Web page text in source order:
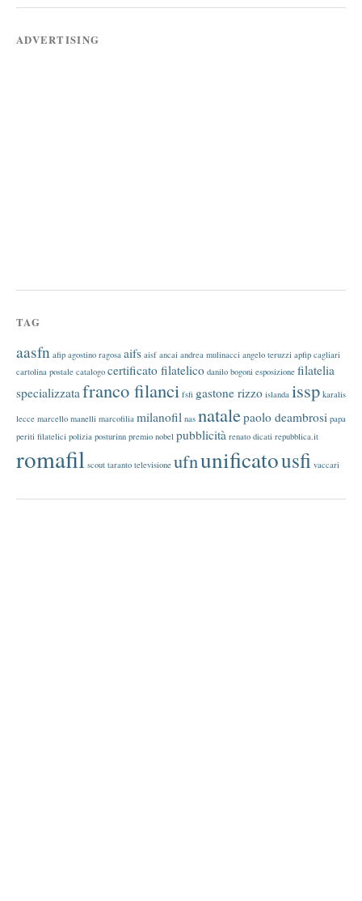
ADVERTISING
TAG
aasfn afip agostino ragosa aifs aisf ancai andrea mulinacci angelo teruzzi apfip cagliari
cartolina postale catalogo certificato filatelico danilo bogoni esposizione filatelia
specializzata franco filanci fsfi gastone rizzo islanda issp karalis
lecce marcello manelli marcofilia milanofil nas natalepaolo deambrosi papa
periti filatelici polizia posturinn premio nobel pubblicità renato dicati repubblica.it
romafil scout taranto televisione ufnunificatousfi vaccari